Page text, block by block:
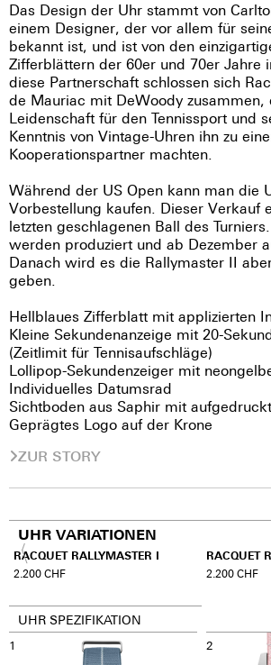
Das Design der Uhr stammt von
einem Designer, der vor allem für
bekannt ist, und ist von den
Zifferblättern der 60er und 70er Jahre
diese Partnerschaft schlossen sich
de Mauriac mit DeWoody zusammen,
Leidenschaft für den Tennissport und
Kenntnis von Vintage-Uhren ihn zu
Kooperationspartner machten.
Während der US Open kann man die
Vorbestellung kaufen. Dieser Verkauf
letzten geschlagenen Ball des
werden produziert und ab Dezember
Danach wird es die Rallymaster II
geben.
Hellblaues Zifferblatt mit applizierten
Kleine Sekundenanzeige mit 20-
(Zeitlimit für Tennisaufschläge)
Lollipop-Sekundenzeiger mit
Individuelles Datumsrad
Sichtboden aus Saphir mit
Geprägtes Logo auf der Krone
ZUR STORY
UHR VARIATIONEN
RACQUET RALLYMASTER I
2.200CHF
RACQUET
2.200CHF
UHR SPEZIFIKATION
1 2